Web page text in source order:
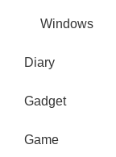
Windows
Diary
Gadget
Game